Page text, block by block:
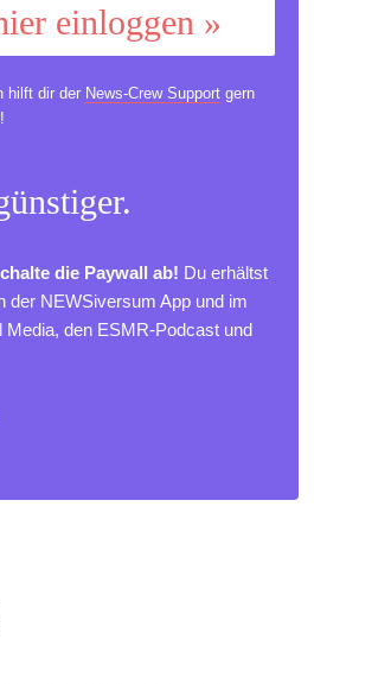
einloggen »
hilft dir der News-Crew Supportgern
die Paywall ab! Du erhältst
der NEWSiversum App und im
den ESMR-Podcast und